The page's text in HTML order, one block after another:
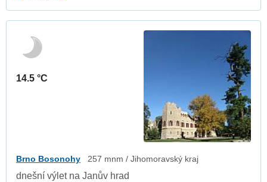
14.5 °C
Brno Bosonohy 257 mnm / Jihomoravský kraj
dnešní výlet na Janův hrad